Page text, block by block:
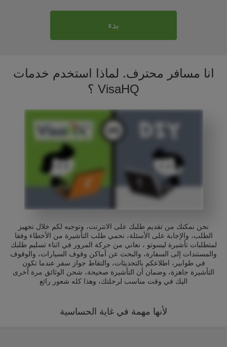
بدء
انا مسافر محترف. لماذا استخدم خدمات
VisaHQ ؟
نحن نمكنك من تقديم طلبك على الانترنت، وتوجيه لكم خلال تجهيز
الطلب، والإجابة على الأسئلة، نحمي طلب التأشيرة من الأخطاء وفقا
لمتطلبات تأشيرة ليسوتو ، نعاني من حركة المرور في اثناء تسليم طلبك
والمستندات إلى السفارة، والبحث عن أماكن وقوف السيارات، والوقوف
في طوابير، اطلاعكم بالتحديثات، والتقاط جواز سفر عندما تكون
التأشيرة جاهزة، وضمان أن التأشيرة صحيحة، شحن الوثائق مرة أخرى
اليك في وقت مناسب لرحلتك، وهذا كله شعور رائع
لأنها مهمة في غاية الحساسية